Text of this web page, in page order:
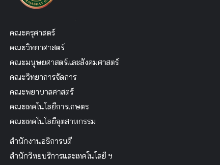
คณะครุศาสตร์
คณะวิทยาศาสตร์
คณะมนุษยศาสตร์และสังคมศาสตร์
คณะวิทยาการจัดการ
คณะพยาบาลศาสตร์
คณะเทคโนโลยีการเกษตร
คณะเทคโนโลยีอุตสาหกรรม
สำนักงานอธิการบดี
สำนักวิทยบริการและเทคโนโลยี ฯ